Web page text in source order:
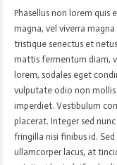
Phasellus non lorem quis
magna, vel viverra
tristique senectus et
mattis fermentum diam,
lorem, sodales eget
vulputate odio non
imperdiet. Vestibulum
placerat. Integer sed
fringilla nisi finibus id.
ullamcorper lacus, at